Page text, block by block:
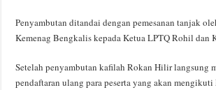
Penyambutan ditandai dengan pemesanan tanjak
Kemenag Bengkalis kepada Ketua LPTQ Rohil dan
Setelah penyambutan kafilah Rokan Hilir langsung
pendaftaran ulang para peserta yang akan